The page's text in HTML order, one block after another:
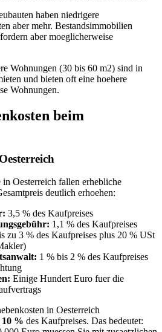
haben niedrigere
aber mehr. Bestandsimmobilien
aber moeglicherweise
Wohnungen (30 bis 60 m2) sind in
und bieten oft eine hoehere
Wohnungen.
beim
Oesterreich fallen erhebliche
deutlich erhoehen:
3,5 % des Kaufpreises
1,1 % des Kaufpreises
zu 3 % des Kaufpreises plus 20 % USt
1 % bis 2 % des Kaufpreises
Einige Hundert Euro fuer die
in Oesterreich
% des Kaufpreises. Das bedeutet: